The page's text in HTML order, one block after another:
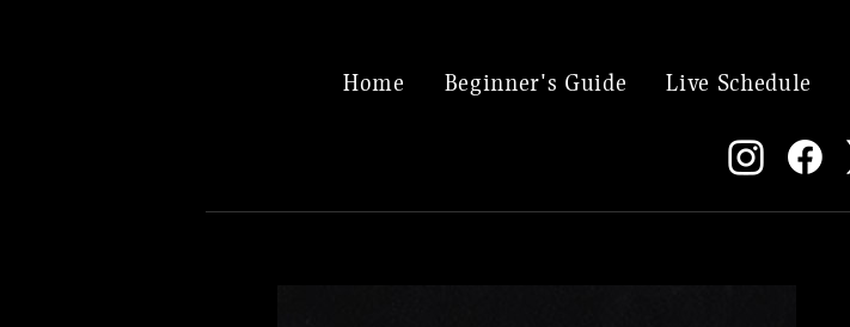
Home Beginner's Guide Live Schedule